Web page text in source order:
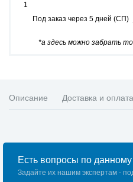
1
Под заказ через 5 дней (СП)
*а здесь можно забрать
Описание Доставка и оплата
Есть вопросы по
Задайте их нашим экспертам -